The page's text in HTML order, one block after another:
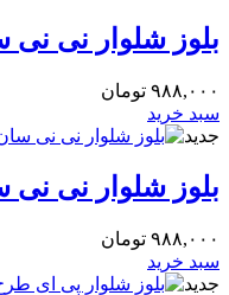
بلوز شلوار نی
۹۸۸,۰۰۰ تومان
سبد خرید
جدید
بلوز شلوار نی
۹۸۸,۰۰۰ تومان
سبد خرید
جدید